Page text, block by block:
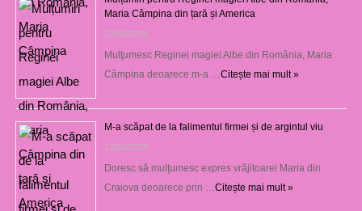
Maria Câmpina din țară și America
22/05/2025
Mulţumesc Reginei magiei Albe din România, Maria
Câmpina deoarece m-a … Citește mai mult »
M-a scăpat de la falimentul firmei și de argintul viu
13/03/2025
Doresc să mulţumesc expres vrăjitoarei Maria din
Craiova deoarece prin … Citește mai mult »